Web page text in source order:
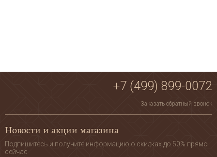
+7 (499) 899-0072
Заказать обратный звонок
Новости и акции магазина
Подпишитесь и получите информацию о скидках до 50% прямо
сейчас